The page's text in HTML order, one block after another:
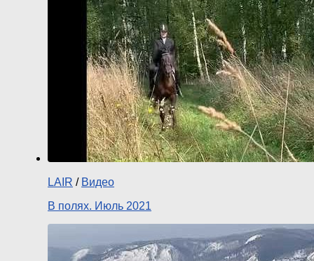
LAIR / Видео
В полях. Июль 2021